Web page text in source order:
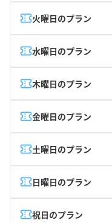
火曜日のプラン
水曜日のプラン
木曜日のプラン
金曜日のプラン
土曜日のプラン
日曜日のプラン
祝日のプラン